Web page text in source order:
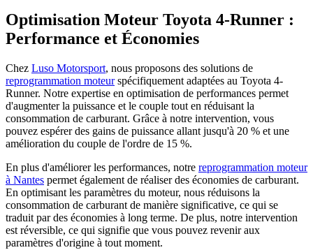
Optimisation Moteur Toyota 4-Runner :
Performance et Économies
Chez Luso Motorsport, nous proposons des solutions de
reprogrammation moteurspécifiquement adaptées au Toyota 4-
Runner. Notre expertise en optimisation de performances permet
d'augmenter la puissance et le couple tout en réduisant la
consommation de carburant. Grâce à notre intervention, vous
pouvez espérer des gains de puissance allant jusqu'à 20 % et une
amélioration du couple de l'ordre de 15 %.
En plus d'améliorer les performances, notre reprogrammation moteur
à Nantes permet également de réaliser des économies de carburant.
En optimisant les paramètres du moteur, nous réduisons la
consommation de carburant de manière significative, ce qui se
traduit par des économies à long terme. De plus, notre intervention
est réversible, ce qui signifie que vous pouvez revenir aux
paramètres d'origine à tout moment.